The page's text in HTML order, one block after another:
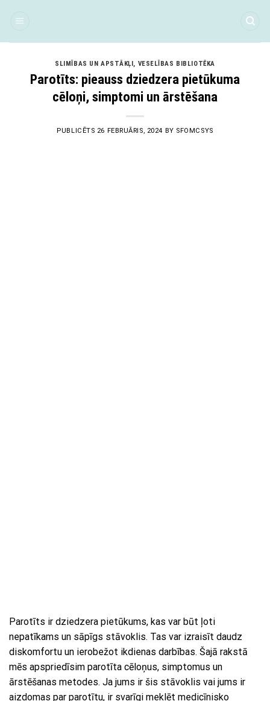
SLIMĪBAS UN APSTĀKĻI, VESELĪBAS BIBLIOTĒKA
Parotīts: pieauss dziedzera pietūkuma
cēloņi, simptomi un ārstēšana
PUBLICĒTS 26 FEBRUĀRIS, 2024 BY SFOMCSYS
Parotīts ir dziedzera pietūkums, kas var būt ļoti
nepatīkams un sāpīgs stāvoklis. Tas var izraisīt daudz
diskomfortu un ierobežot ikdienas darbības. Šajā rakstā
mēs apspriedīsim parotīta cēloņus, simptomus un
ārstēšanas metodes. Ja jums ir šis stāvoklis vai jums ir
aizdomas par parotītu, ir svarīgi meklēt medicīnisko